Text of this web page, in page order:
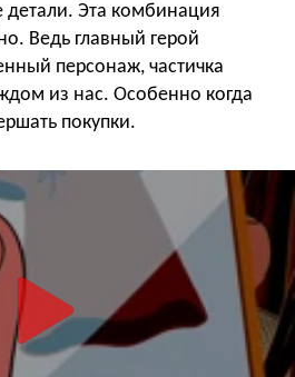
детали. Эта комбинация
Ведь главный герой
персонаж, частичка
из нас. Особенно когда
покупки.